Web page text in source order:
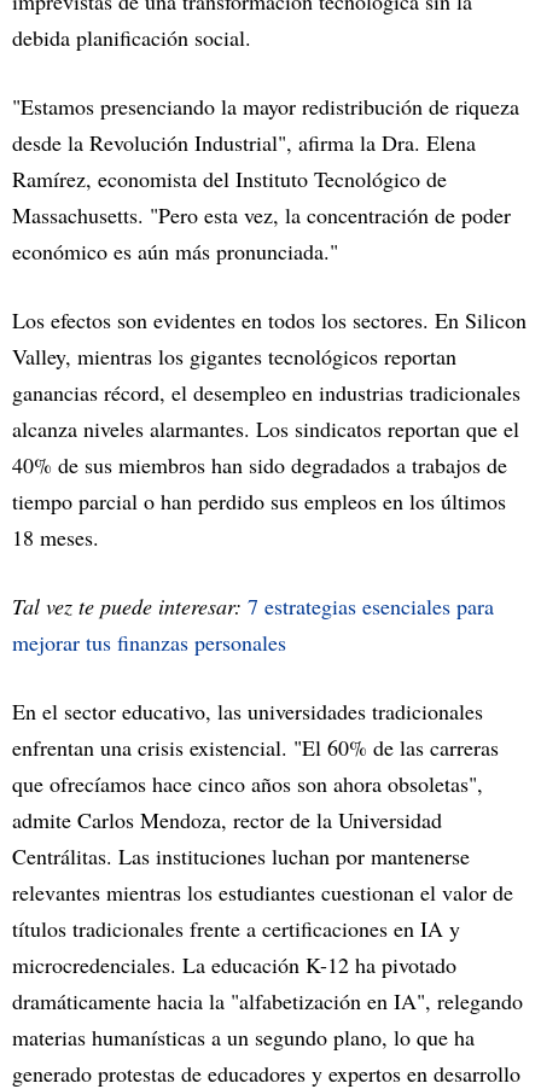
debida planificación social.
"Estamos presenciando la mayor redistribución de riqueza
desde la Revolución Industrial", afirma la Dra. Elena
Ramírez, economista del Instituto Tecnológico de
Massachusetts. "Pero esta vez, la concentración de poder
económico es aún más pronunciada."
Los efectos son evidentes en todos los sectores. En Silicon
Valley, mientras los gigantes tecnológicos reportan
ganancias récord, el desempleo en industrias tradicionales
alcanza niveles alarmantes. Los sindicatos reportan que el
40% de sus miembros han sido degradados a trabajos de
tiempo parcial o han perdido sus empleos en los últimos
18 meses.
Tal vez te puede interesar: 7 estrategias esenciales para
mejorar tus finanzas personales
En el sector educativo, las universidades tradicionales
enfrentan una crisis existencial. "El 60% de las carreras
que ofrecíamos hace cinco años son ahora obsoletas",
admite Carlos Mendoza, rector de la Universidad
Centrálitas. Las instituciones luchan por mantenerse
relevantes mientras los estudiantes cuestionan el valor de
títulos tradicionales frente a certificaciones en IA y
microcredenciales. La educación K-12 ha pivotado
dramáticamente hacia la "alfabetización en IA", relegando
materias humanísticas a un segundo plano, lo que ha
generado protestas de educadores y expertos en desarrollo